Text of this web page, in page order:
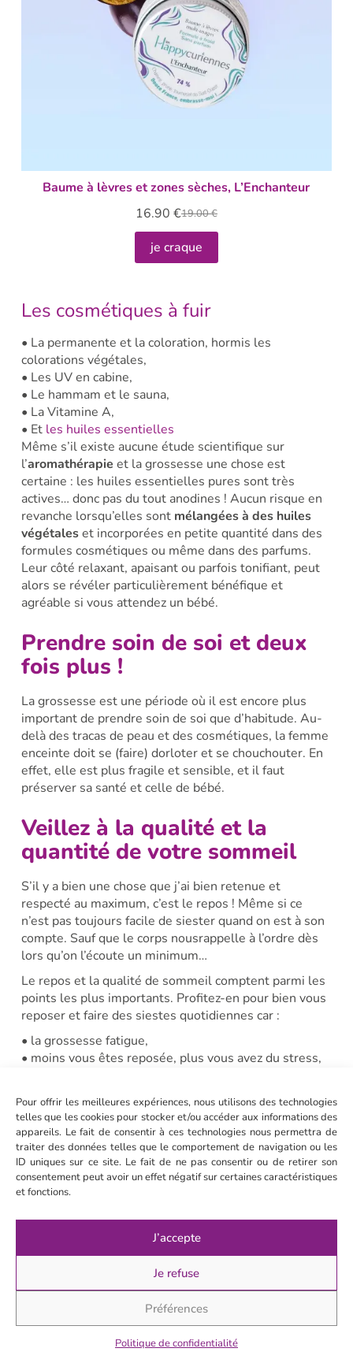
Pour offrir les meilleures expériences, nous utilisons des technologies
telles que les cookies pour stocker et/ou accéder aux informations des
appareils. Le fait de consentir à ces technologies nous permettra de
traiter des données telles que le comportement de navigation ou les
ID uniques sur ce site. Le fait de ne pas consentir ou de retirer son
consentement peut avoir un effet négatif sur certaines caractéristiques
et fonctions.
J’accepte
Je refuse
Préférences
Politique de confidentialité
Baume à lèvres et zones sèches, L’Enchanteur
19.00€
16.90 €
je craque
Les cosmétiques à fuir
• La permanente et la coloration, hormis les
colorations végétales,
• Les UV en cabine,
• Le hammam et le sauna,
• La Vitamine A,
• Et les huiles essentielles
Même s’il existe aucune étude scientifique sur
l’aromathérapie et la grossesse une chose est
certaine : les huiles essentielles pures sont très
actives… donc pas du tout anodines ! Aucun risque en
revanche lorsqu’elles sont mélangées à des huiles
végétaleset incorporées en petite quantité dans des
formules cosmétiques ou même dans des parfums.
Leur côté relaxant, apaisant ou parfois tonifiant, peut
alors se révéler particulièrement bénéfique et
agréable si vous attendez un bébé.
Prendre soin de soi et deux
fois plus !
La grossesse est une période où il est encore plus
important de prendre soin de soi que d’habitude. Au-
delà des tracas de peau et des cosmétiques, la femme
enceinte doit se (faire) dorloter et se chouchouter. En
effet, elle est plus fragile et sensible, et il faut
préserver sa santé et celle de bébé.
Veillez à la qualité et la
quantité de votre sommeil
S’il y a bien une chose que j’ai bien retenue et
respecté au maximum, c’est le repos ! Même si ce
n’est pas toujours facile de siester quand on est à son
compte. Sauf que le corps nousrappelle à l’ordre dès
lors qu’on l’écoute un minimum…
Le repos et la qualité de sommeil comptent parmi les
points les plus importants. Profitez-en pour bien vous
reposer et faire des siestes quotidiennes car :
• la grossesse fatigue,
• moins vous êtes reposée, plus vous avez du stress,
chamboulement hormonal peut vite devenir explosif !
• faites le tant que vous le pouvez : se reposer
deviendra un luxe une fois que bébé sera parmi vous
😉
En savoir plus sur la question du sommeil pendant le
grossesse
Soignez le contenu de votre
assiette
Attention, il ne faut pas manger pour deux mais
manger mieux ! Une alimentation équilibrée, colorée,
à adapter à ses convictions et à sa santé. Je vous
recommande de glaner quelques conseils sur des